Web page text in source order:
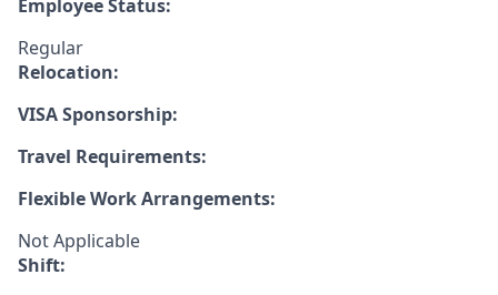
Employee Status:
Regular
Relocation:
VISA Sponsorship:
Travel Requirements:
Flexible Work Arrangements:
Not Applicable
Shift: